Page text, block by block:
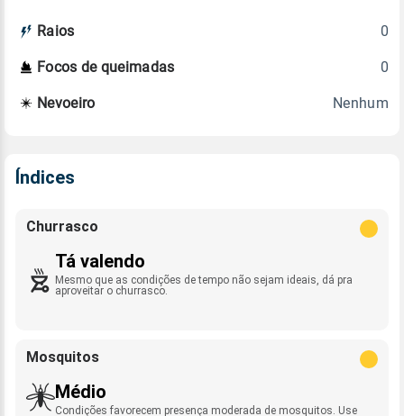
Raios 0
Focos de queimadas 0
Nevoeiro Nenhum
Índices
Churrasco
Tá valendo
Mesmo que as condições de tempo não sejam ideais, dá pra
aproveitar o churrasco.
Mosquitos
Médio
Condições favorecem presença moderada de mosquitos. Use